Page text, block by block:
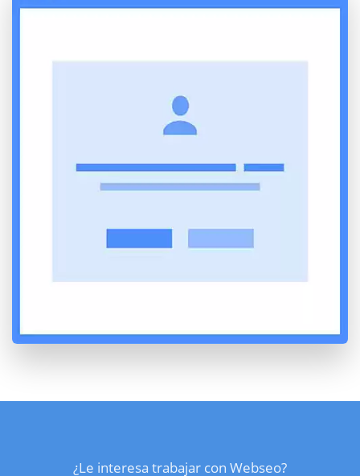
¿Le interesa trabajar con Webseo?